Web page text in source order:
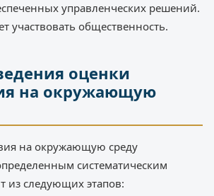
управленческих решений.
участвовать общественность.
оценки
на окружающую
на окружающую среду
систематическим
из следующих этапов: